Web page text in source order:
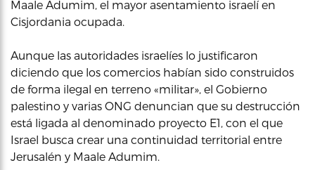
Maale Adumim, el mayor asentamiento israelí en
Cisjordania ocupada.
Aunque las autoridades israelíes lo justificaron
diciendo que los comercios habían sido construidos
de forma ilegal en terreno «militar», el Gobierno
palestino y varias ONG denuncian que su destrucción
está ligada al denominado proyecto E1, con el que
Israel busca crear una continuidad territorial entre
Jerusalén y Maale Adumim.